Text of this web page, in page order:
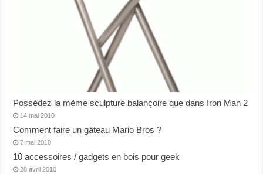
Possédez la même sculpture balançoire que dans Iron Man 2
14 mai 2010
Comment faire un gâteau Mario Bros ?
7 mai 2010
10 accessoires / gadgets en bois pour geek
28 avril 2010